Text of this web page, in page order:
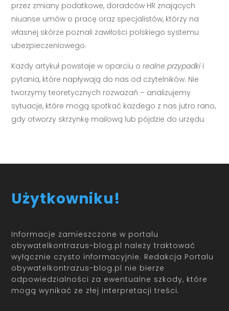
przez zmiany podatkowe, doradców HR znających
niuanse umów o pracę oraz specjalistów, którzy na
własnej skórze poznali zawiłości polskiego systemu
ubezpieczeniowego.
Każdy artykuł powstaje w oparciu orealne przypadkii
pytania, które napływają do nas od czytelników. Nie
tworzymy teoretycznych rozważań – analizujemy
sytuacje, które mogą spotkać każdego z nas jutro rano,
gdy otworzy skrzynkę mailową lub pójdzie do urzędu.
Użytkowniku!
Informacje zamieszczone w portalu
obywatelkontrazus-blog.pl należy traktować
wyłącznie czysto informacyjnie. Redakcja Portalu
obywatelkontrazus-blog.pl nie bierze
odpowiedzialności za ewentualne szkody, które
mogą wynikać ze złej interpretacji treści.